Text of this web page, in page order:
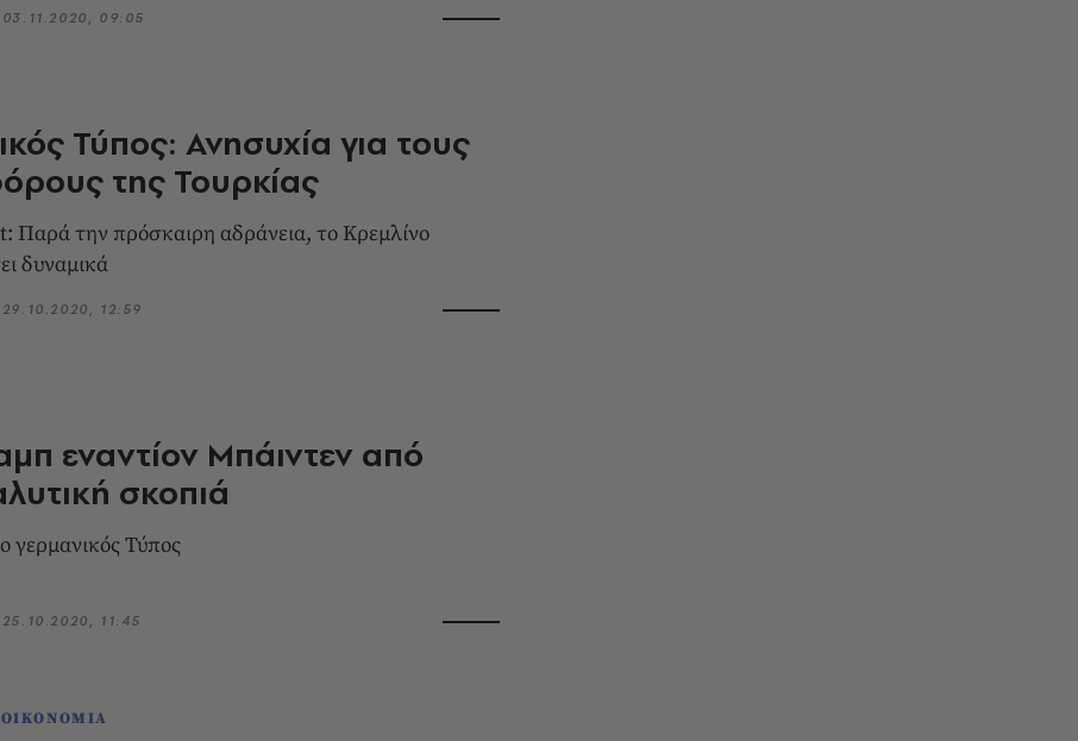
03.11.2020, 09:05
Τύπος: Ανησυχία για τους
της Τουρκίας
Παρά την πρόσκαιρη αδράνεια, το Κρεμλίνο
δυναμικά
29.10.2020, 12:59
εναντίον Μπάιντεν από
σκοπιά
γερμανικός Τύπος
25.10.2020, 11:45